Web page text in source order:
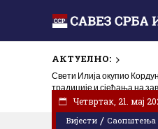
АКТУЕЛНО:
Свети Илија окупио
традиције и сјећања на
Вијести / Саопштења
Четвртак, 21. мај